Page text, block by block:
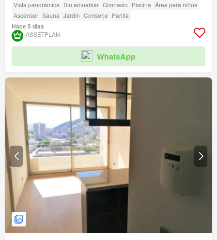
Vista panorámica Sin amueblar Gimnasio Piscina Área para niños
Ascensor Sauna Jardín Conserje Parilla
Hace 5 días
ASSETPLAN
WhatsApp